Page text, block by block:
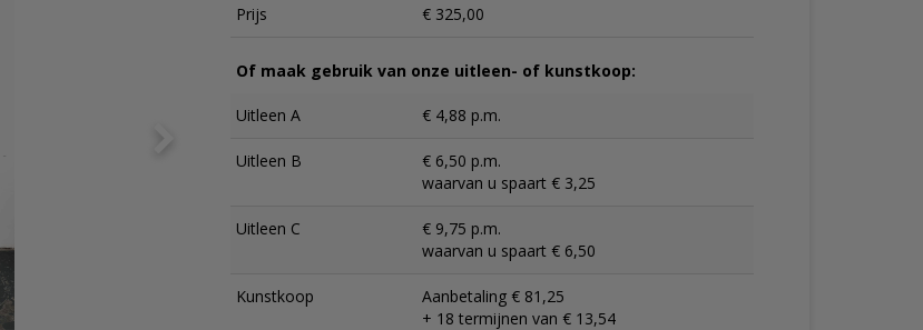
Prijs € 325,00
Of maak gebruik van onze uitleen- of kunstkoop:
Uitleen A € 4,88 p.m.
Uitleen B
€ 6,50 p.m.
waarvan u spaart € 3,25
Uitleen C
€ 9,75 p.m.
waarvan u spaart € 6,50
Kunstkoop
Aanbetaling € 81,25
+ 18 termijnen van € 13,54